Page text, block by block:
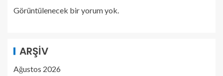
Görüntülenecek bir yorum yok.
ARŞIV
Ağustos 2026